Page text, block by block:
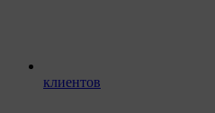
клиентов